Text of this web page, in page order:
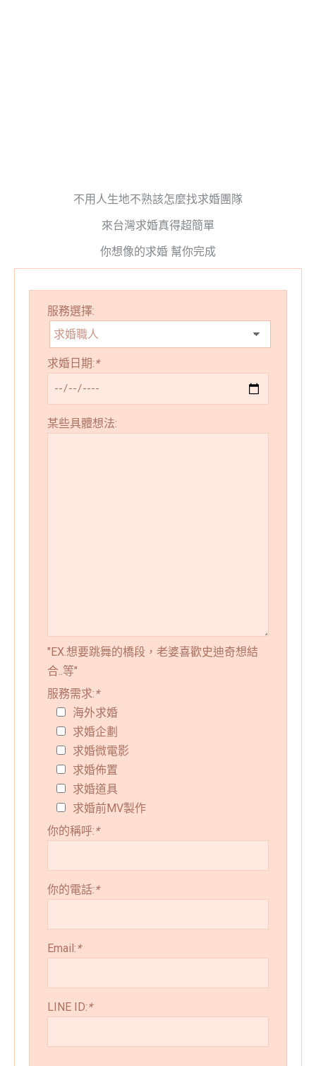
不用人生地不熟該怎麼找求婚團隊
來台灣求婚真得超簡單
你想像的求婚 幫你完成
服務選擇:
求婚日期:*
某些具體想法:
"EX.想要跳舞的橋段，老婆喜歡史迪奇想結
合..等"
服務需求:*
海外求婚
求婚企劃
求婚微電影
求婚佈置
求婚道具
求婚前MV製作
你的稱呼:*
你的電話:*
Email:*
LINE ID:*